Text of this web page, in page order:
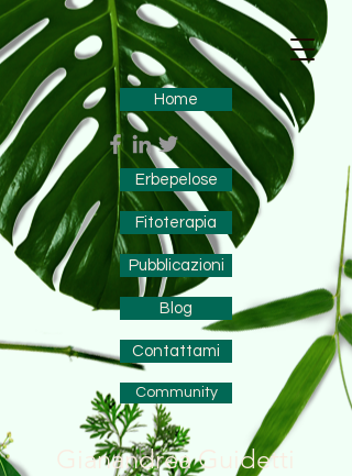
Home
Erbepelose
Fitoterapia
Pubblicazioni
Blog
Gianandrea Guidetti
Contattami
Community